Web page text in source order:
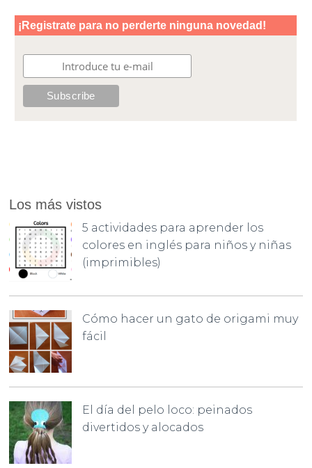
Los más vistos
5 actividades para aprender los
colores en inglés para niños y niñas
(imprimibles)
Cómo hacer un gato de origami muy
fácil
El día del pelo loco: peinados
divertidos y alocados